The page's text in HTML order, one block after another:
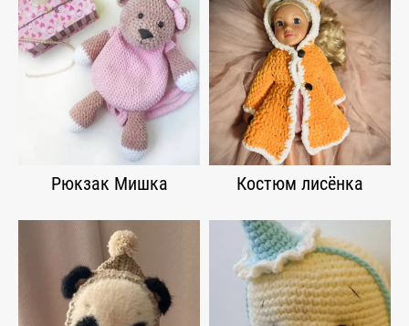
Рюкзак Мишка Костюм лисёнка